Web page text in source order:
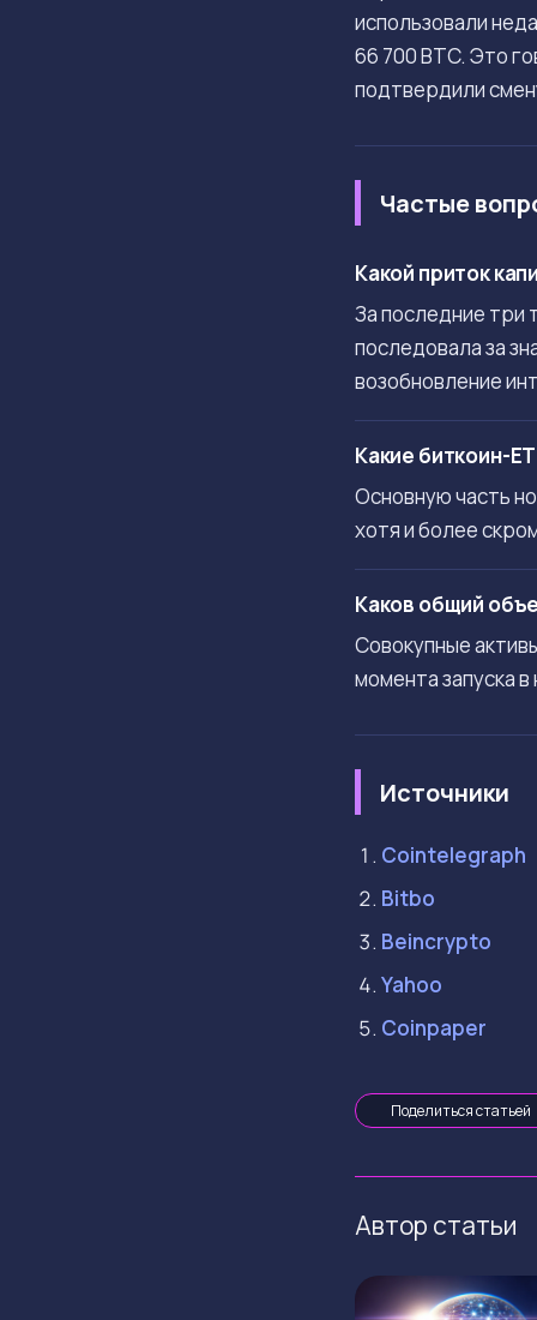
использовали
66 700 BTC. Это
подтвердили
Частые
Какой приток
За последние три
последовала за
возобновление
Какие биткоин-
Основную часть
хотя и более
Каков общий
Совокупные
момента запуска
Источники
Cointelegraph
Bitbo
Beincrypto
Yahoo
Coinpaper
Поделиться статьей
Автор статьи